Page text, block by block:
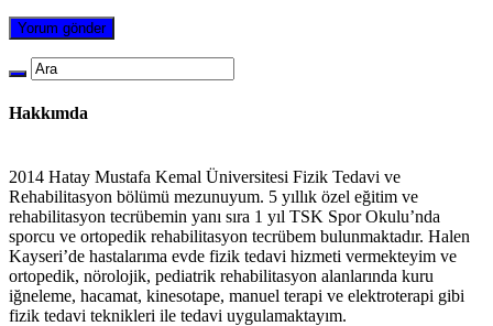
Hakkımda
2014 Hatay Mustafa Kemal Üniversitesi Fizik Tedavi ve
Rehabilitasyon bölümü mezunuyum. 5 yıllık özel eğitim ve
rehabilitasyon tecrübemin yanı sıra 1 yıl TSK Spor Okulu’nda
sporcu ve ortopedik rehabilitasyon tecrübem bulunmaktadır. Halen
Kayseri’de hastalarıma evde fizik tedavi hizmeti vermekteyim ve
ortopedik, nörolojik, pediatrik rehabilitasyon alanlarında kuru
iğneleme, hacamat, kinesotape, manuel terapi ve elektroterapi gibi
fizik tedavi teknikleri ile tedavi uygulamaktayım.